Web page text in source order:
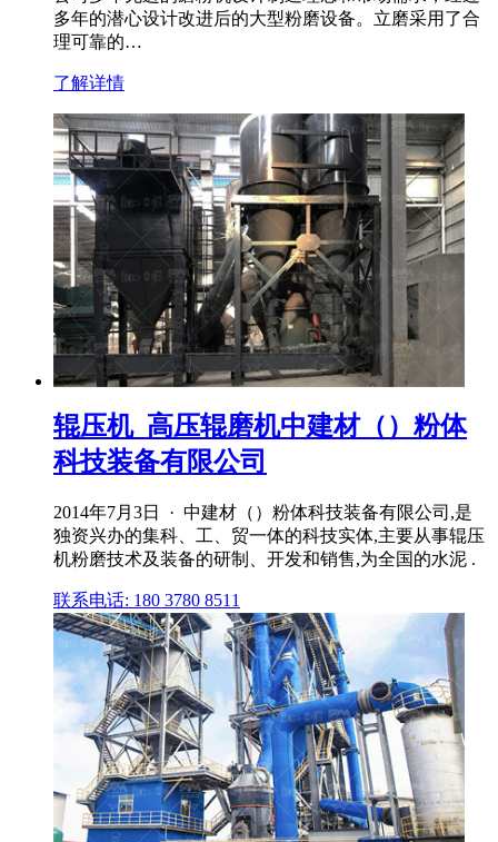
多年的潜心设计改进后的大型粉磨设备。立磨采用了合
理可靠的…
了解详情
辊压机_高压辊磨机中建材（）粉体
科技装备有限公司
2014年7月3日 · 中建材（）粉体科技装备有限公司,是
独资兴办的集科、工、贸一体的科技实体,主要从事辊压
机粉磨技术及装备的研制、开发和销售,为全国的水泥 .
联系电话: 180 3780 8511